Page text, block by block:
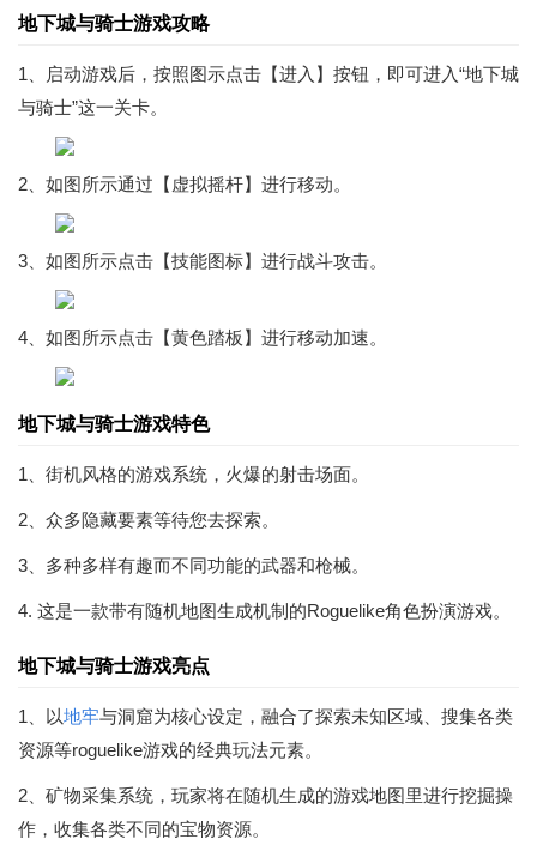
地下城与骑士游戏攻略
1、启动游戏后，按照图示点击【进入】按钮，即可进入“地下城
与骑士”这一关卡。
2、如图所示通过【虚拟摇杆】进行移动。
3、如图所示点击【技能图标】进行战斗攻击。
4、如图所示点击【黄色踏板】进行移动加速。
地下城与骑士游戏特色
1、街机风格的游戏系统，火爆的射击场面。
2、众多隐藏要素等待您去探索。
3、多种多样有趣而不同功能的武器和枪械。
4. 这是一款带有随机地图生成机制的Roguelike角色扮演游戏。
地下城与骑士游戏亮点
1、以地牢与洞窟为核心设定，融合了探索未知区域、搜集各类
资源等roguelike游戏的经典玩法元素。
2、矿物采集系统，玩家将在随机生成的游戏地图里进行挖掘操
作，收集各类不同的宝物资源。